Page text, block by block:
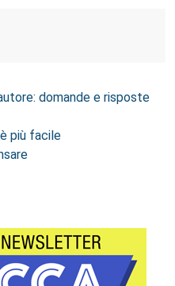
domande e risposte
è più facile